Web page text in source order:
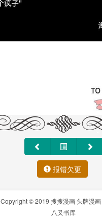
报错欠更
Copyright © 2019 搜搜漫画 头牌漫画
八叉书库